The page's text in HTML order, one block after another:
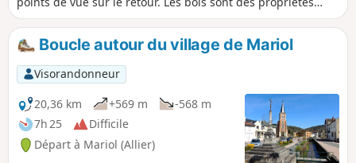
privées, vous devez rester sur les chemins autorisés.
Boucle autour du village de Mariol
Visorandonneur
20,36 km
+569 m
-568 m
7h 25
Difficile
Départ à Mariol (Allier)